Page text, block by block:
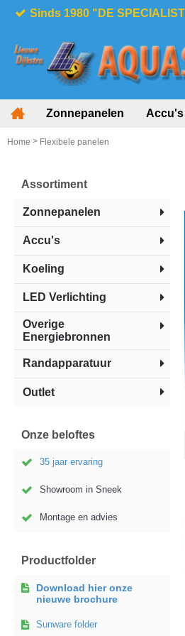
Sinds 1980 "DE
Zonnepanelen Accu's
Home > Flexibele panelen
Assortiment
Zonnepanelen
Accu's
Koeling
LED Verlichting
Overige
Energiebronnen
Randapparatuur
Outlet
Onze beloftes
35 jaar ervaring
Showroom in Sneek
Montage en advies
Productfolder
Download hier onze
nieuwe brochure
Sunware folder